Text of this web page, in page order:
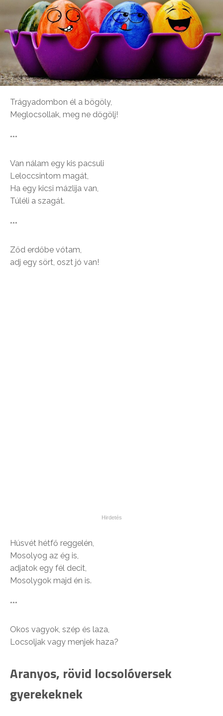
Trágyadombon él a bögöly,
Meglocsollak, meg ne dögölj!
***
Van nálam egy kis pacsuli
Leloccsintom magát,
Ha egy kicsi mázlija van,
Túléli a szagát.
***
Ződ erdőbe vótam,
adj egy sört, oszt jó van!
Húsvét hétfő reggelén,
Mosolyog az ég is,
adjatok egy fél decit,
Mosolygok majd én is.
***
Okos vagyok, szép és laza,
Locsoljak vagy menjek haza?
Aranyos, rövid locsolóversek
gyerekeknek